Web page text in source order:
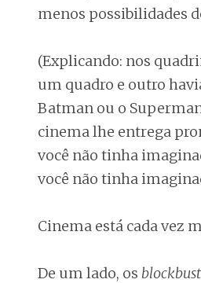
menos possibilidades
(Explicando: nos
um quadro e outro
Batman ou o
cinema lhe entrega
você não tinha
você não tinha
Cinema está cada vez
De um lado, os